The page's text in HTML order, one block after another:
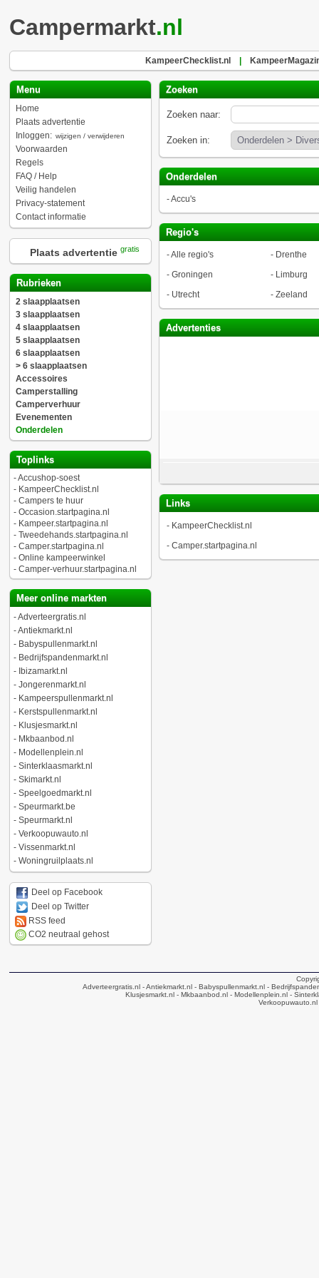
Campermarkt.nl
KampeerChecklist.nl
Menu
Home
Plaats advertentie
Inloggen: wijzigen / verwijderen
Voorwaarden
Regels
FAQ / Help
Veilig handelen
Privacy-statement
Contact informatie
Plaats advertentie gratis
Rubrieken
2 slaapplaatsen
3 slaapplaatsen
4 slaapplaatsen
5 slaapplaatsen
6 slaapplaatsen
> 6 slaapplaatsen
Accessoires
Camperstalling
Camperverhuur
Evenementen
Onderdelen
Toplinks
-Accushop-soest
- KampeerChecklist.nl
- Campers te huur
- Occasion.startpagina.nl
- Kampeer.startpagina.nl
- Tweedehands.startpagina.nl
- Camper.startpagina.nl
- Online kampeerwinkel
- Camper-verhuur.startpagina.nl
Meer online markten
-Adverteergratis.nl
-Antiekmarkt.nl
- Babyspullenmarkt.nl
- Bedrijfspandenmarkt.nl
- Ibizamarkt.nl
- Jongerenmarkt.nl
- Kampeerspullenmarkt.nl
- Kerstspullenmarkt.nl
- Klusjesmarkt.nl
- Mkbaanbod.nl
- Modellenplein.nl
- Sinterklaasmarkt.nl
- Skimarkt.nl
- Speelgoedmarkt.nl
- Speurmarkt.be
- Speurmarkt.nl
- Verkoopuwauto.nl
- Vissenmarkt.nl
- Woningruilplaats.nl
Deel op Facebook
Deel op Twitter
RSS feed
CO2 neutraal gehost
Zoeken
Zoeken naar:
Zoeken in:
Onderdelen
-Accu's
Regio's
-Alle regio's - Drenthe
- Groningen - Limburg
- Utrecht - Zeeland
Advertenties
Links
- KampeerChecklist.nl
- Camper.startpagina.nl
Adverteergratis.nl- Antiekmarkt.nl- Babyspullenmarkt.nl-
Klusjesmarkt.nl- Mkbaanbod.nl- Modellenplein.nl-
Verkoopuwauto.nl